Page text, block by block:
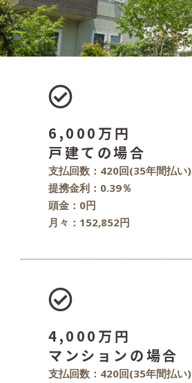
6,000万円
戸建ての場合
支払回数：420回(35年間払い)
提携金利：0.39％
頭金：0円
月々：152,852円
4,000万円
マンションの場合
支払回数：420回(35年間払い)